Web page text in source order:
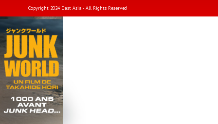
Copyright 2024 East Asia - All Rights Reserved